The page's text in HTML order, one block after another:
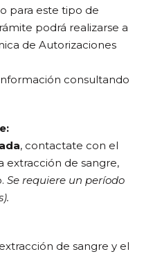
para este tipo de
podrá realizarse a
de Autorizaciones
consultando
, contactate con el
extracción de sangre,
Se requiere un período
de sangre y el